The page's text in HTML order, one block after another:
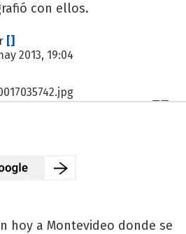
con ellos.
[]
2013, 19:04
hoy a Montevideo donde se